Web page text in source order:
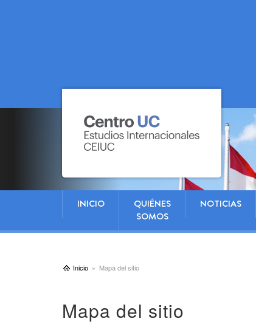
INICIO
QUIÉNES
SOMOS
NOTICIAS
Inicio Mapa del sitio
Mapa del sitio